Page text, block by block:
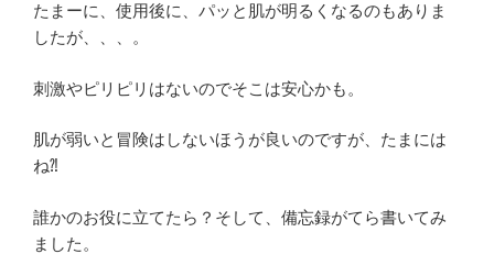
たまーに、使用後に、パッと肌が明るくなるのもありま
したが、、、。
刺激やピリピリはないのでそこは安心かも。
肌が弱いと冒険はしないほうが良いのですが、たまには
ね⁈
誰かのお役に立てたら？そして、備忘録がてら書いてみ
ました。